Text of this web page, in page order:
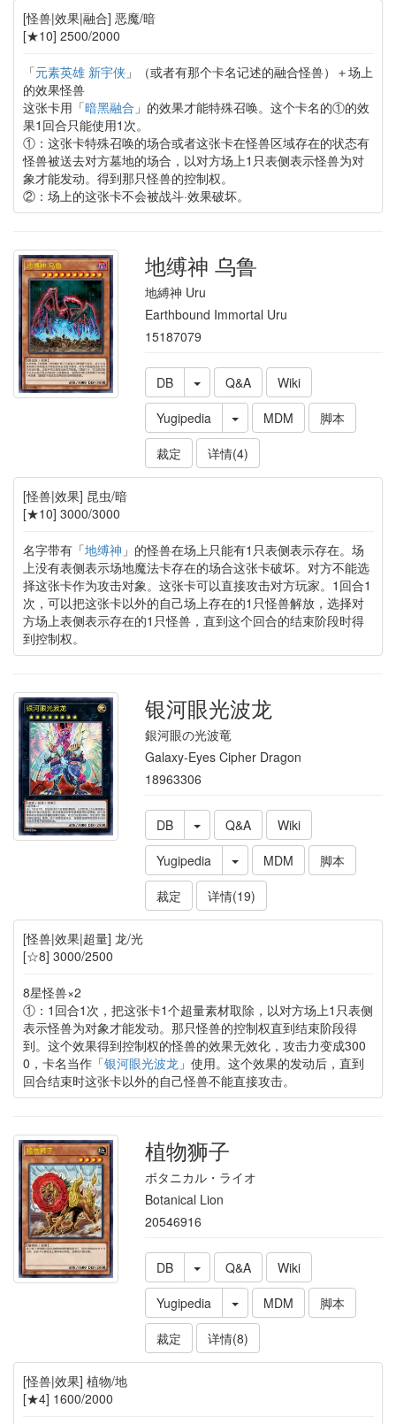
[怪兽|效果|融合] 恶魔/暗
[★10] 2500/2000
「元素英雄 新宇侠」（或者有那个卡名记述的融合怪兽）＋场上
的效果怪兽
这张卡用「暗黑融合 」的效果才能特殊召唤。这个卡名的①的效
果1回合只能使用1次。
①：这张卡特殊召唤的场合或者这张卡在怪兽区域存在的状态有
怪兽被送去对方墓地的场合，以对方场上1只表侧表示怪兽为对
象才能发动。得到那只怪兽的控制权。
②：场上的这张卡不会被战斗·效果破坏。
地缚神 乌鲁
地縛神 Uru
Earthbound Immortal Uru
15187079
DB Q&A
Wiki
Yugipedia
MDM
脚本
裁定
详情(4)
[怪兽|效果] 昆虫/暗
[★10] 3000/3000
名字带有「地缚神 」的怪兽在场上只能有1只表侧表示存在。场
上没有表侧表示场地魔法卡存在的场合这张卡破坏。对方不能选
择这张卡作为攻击对象。这张卡可以直接攻击对方玩家。1回合1
次，可以把这张卡以外的自己场上存在的1只怪兽解放，选择对
方场上表侧表示存在的1只怪兽，直到这个回合的结束阶段时得
到控制权。
银河眼光波龙
銀河眼の光波竜
Galaxy-Eyes Cipher Dragon
18963306
DB Q&A
Wiki
Yugipedia
MDM
脚本
裁定
详情(19)
[怪兽|效果|超量] 龙/光
[☆8] 3000/2500
8星怪兽×2
①：1回合1次，把这张卡1个超量素材取除，以对方场上1只表侧
表示怪兽为对象才能发动。那只怪兽的控制权直到结束阶段得
到。这个效果得到控制权的怪兽的效果无效化，攻击力变成300
0，卡名当作「银河眼光波龙 」使用。这个效果的发动后，直到
回合结束时这张卡以外的自己怪兽不能直接攻击。
植物狮子
ボタニカル・ライオ
Botanical Lion
20546916
DB Q&A
Wiki
Yugipedia
MDM
脚本
裁定
详情(8)
[怪兽|效果] 植物/地
[★4] 1600/2000